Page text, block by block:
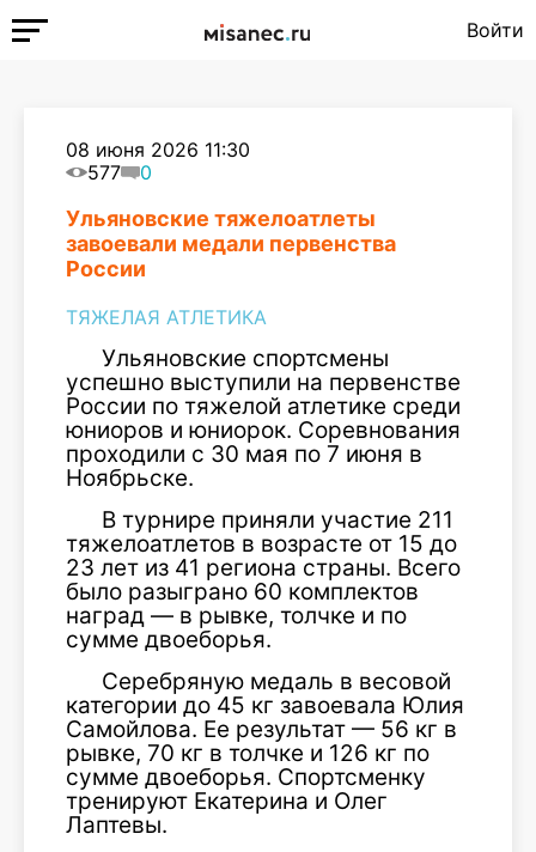
Войти
08 июня 2026 11:30
577
0
Ульяновские тяжелоатлеты
завоевали медали первенства
России
ТЯЖЕЛАЯ АТЛЕТИКА
Ульяновские спортсмены
успешно выступили на первенстве
России по тяжелой атлетике среди
юниоров и юниорок. Соревнования
проходили с 30 мая по 7 июня в
Ноябрьске.
В турнире приняли участие 211
тяжелоатлетов в возрасте от 15 до
23 лет из 41 региона страны. Всего
было разыграно 60 комплектов
наград — в рывке, толчке и по
сумме двоеборья.
Серебряную медаль в весовой
категории до 45 кг завоевала Юлия
Самойлова. Ее результат — 56 кг в
рывке, 70 кг в толчке и 126 кг по
сумме двоеборья. Спортсменку
тренируют Екатерина и Олег
Лаптевы.